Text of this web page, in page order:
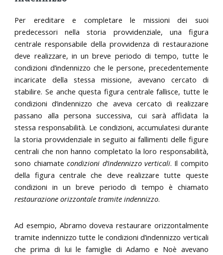
Per ereditare e completare le missioni dei suoi
predecessori nella storia provvidenziale, una figura
centrale responsabile della provvidenza di restaurazione
deve realizzare, in un breve periodo di tempo, tutte le
condizioni d’indennizzo che le persone, precedentemente
incaricate della stessa missione, avevano cercato di
stabilire. Se anche questa figura centrale fallisce, tutte le
condizioni d’indennizzo che aveva cercato di realizzare
passano alla persona successiva, cui sarà affidata la
stessa responsabilità. Le condizioni, accumulatesi durante
la storia provvidenziale in seguito ai fallimenti delle figure
centrali che non hanno completato la loro responsabilità,
sono chiamatecondizioni d’indennizzo verticali. Il compito
della figura centrale che deve realizzare tutte queste
condizioni in un breve periodo di tempo è chiamato
restaurazione orizzontale tramite indennizzo.
Ad esempio, Abramo doveva restaurare orizzontalmente
tramite indennizzo tutte le condizioni d’indennizzo verticali
che prima di lui le famiglie di Adamo e Noè avevano